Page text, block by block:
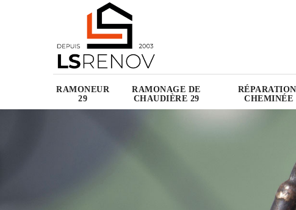
RAMONEUR
29
RAMONAGE DE
CHAUDIÈRE 29
CHEMINÉE